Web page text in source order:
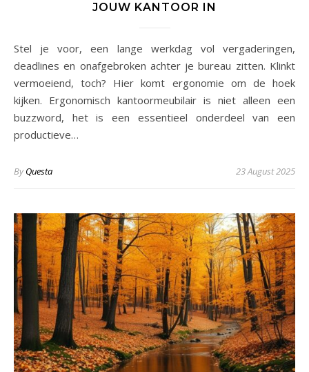
JOUW KANTOOR IN
Stel je voor, een lange werkdag vol vergaderingen,
deadlines en onafgebroken achter je bureau zitten. Klinkt
vermoeiend, toch? Hier komt ergonomie om de hoek
kijken. Ergonomisch kantoormeubilair is niet alleen een
buzzword, het is een essentieel onderdeel van een
productieve…
ByQuesta 23 August 2025